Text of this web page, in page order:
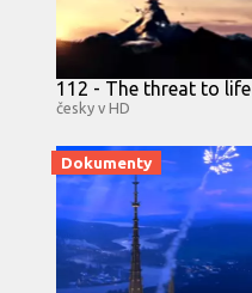
112 - The threat to life
česky v HD
Dokumenty